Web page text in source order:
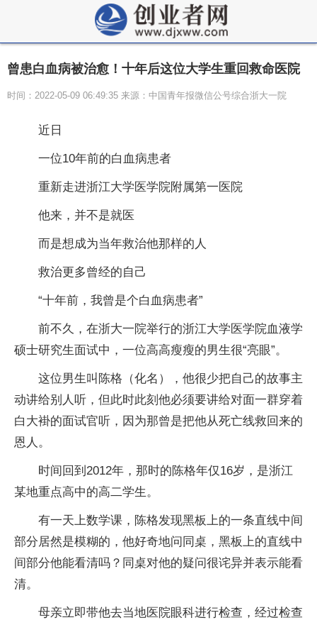
曾患白血病被治愈！十年后这位大学生重回救命医院
时间：2022-05-09 06:49:35 来源：中国青年报微信公号综合浙大一院
近日
一位10年前的白血病患者
重新走进浙江大学医学院附属第一医院
他来，并不是就医
而是想成为当年救治他那样的人
救治更多曾经的自己
“十年前，我曾是个白血病患者”
前不久，在浙大一院举行的浙江大学医学院血液学
硕士研究生面试中，一位高高瘦瘦的男生很“亮眼”。
这位男生叫陈格（化名），他很少把自己的故事主
动讲给别人听，但此时此刻他必须要讲给对面一群穿着
白大褂的面试官听，因为那曾是把他从死亡线救回来的
恩人。
时间回到2012年，那时的陈格年仅16岁，是浙江
某地重点高中的高二学生。
有一天上数学课，陈格发现黑板上的一条直线中间
部分居然是模糊的，他好奇地问同桌，黑板上的直线中
间部分他能看清吗？同桌对他的疑问很诧异并表示能看
清。
母亲立即带他去当地医院眼科进行检查，经过检查